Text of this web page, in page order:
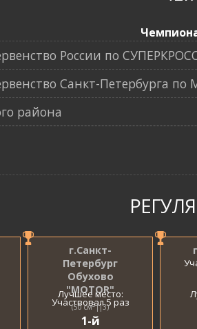
России по
Санкт-Петербурга
района
г.Санкт-
Петербург
Обухово
"MOTOR"
Участвовал 5 раз
Лучшее место:
(50 см3||3)
1-й